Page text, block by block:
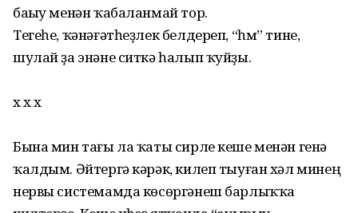
баҫыу менән ҡабаланмай тор.
Тегеһе, ҡәнәғәтһеҙлек белдереп, “һм” тине,
шулай ҙа энәне ситкә һалып ҡуйҙы.
х х х
Бына мин тағы ла ҡаты сирле кеше менән генә
ҡалдым. Әйтергә кәрәк, килеп тыуған хәл минең
нервы системамда көсөргәнеш барлыҡҡа